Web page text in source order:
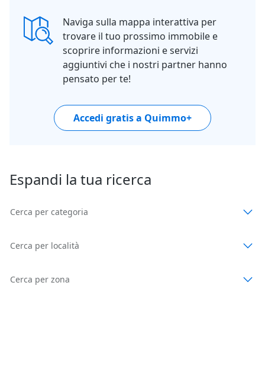
Naviga sulla mappa interattiva per
trovare il tuo prossimo immobile e
scoprire informazioni e servizi
aggiuntivi che i nostri partner hanno
pensato per te!
Accedi gratis a Quimmo+
Espandi la tua ricerca
Cerca per categoria
Cerca per località
Cerca per zona